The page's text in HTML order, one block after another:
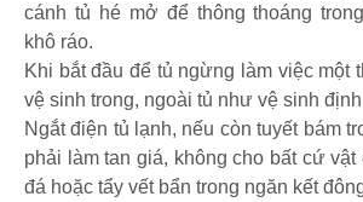
cánh tủ hé mở để thông thoáng
khô ráo.
Khi bắt đầu để tủ ngừng làm việc một
vệ sinh trong, ngoài tủ như vệ sinh
Ngắt điện tủ lạnh, nếu còn tuyết bám
phải làm tan giá, không cho bất cứ
đá hoặc tẩy vết bẩn trong ngăn kết